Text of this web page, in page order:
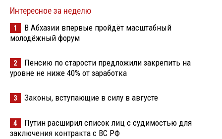
Интересное за неделю
1
В Абхазии впервые пройдёт масштабный
молодёжный форум
2
Пенсию по старости предложили закрепить на
уровне не ниже 40% от заработка
3 Законы, вступающие в силу в августе
4
Путин расширил список лиц с судимостью для
заключения контракта с ВС РФ